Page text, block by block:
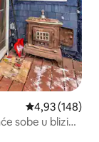
Prosječna
4,93 (148)
sobe u blizini